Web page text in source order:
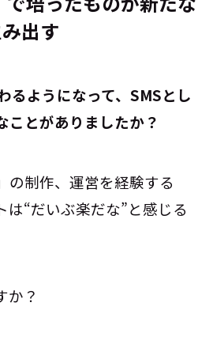
出す
わるようになって、SMSとし
ことがありましたか？
の制作、運営を経験する
は“だいぶ楽だな”と感じる
か？